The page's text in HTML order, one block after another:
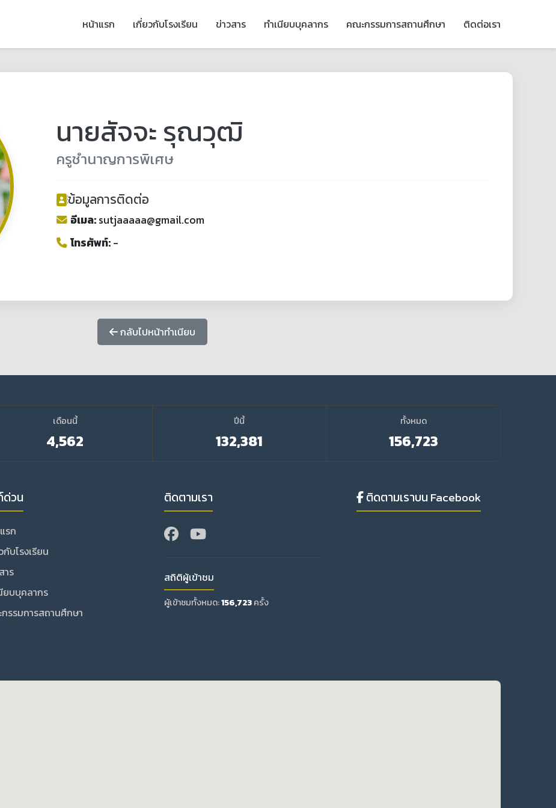
หน้าแรก เกี่ยวกับโรงเรียน ข่าวสาร ทำเนียบบุคลากร คณะกรรมการสถานศึกษา ติดต่อเรา
นายสัจจะ รุณวุฒิ
ครูชำนาญการพิเศษ
ข้อมูลการติดต่อ
อีเมล:sutjaaaaa@gmail.com
โทรศัพท์:-
กลับไปหน้าทำเนียบ
เดือนนี้
4,562
ปีนี้
132,381
ทั้งหมด
156,723
ด่วน
รก
กับโรงเรียน
าร
ยบบุคลากร
รรมการสถานศึกษา
ติดตามเรา
สถิติผู้เข้าชม
ผู้เข้าชมทั้งหมด:156,723ครั้ง
ติดตามเราบน Facebook